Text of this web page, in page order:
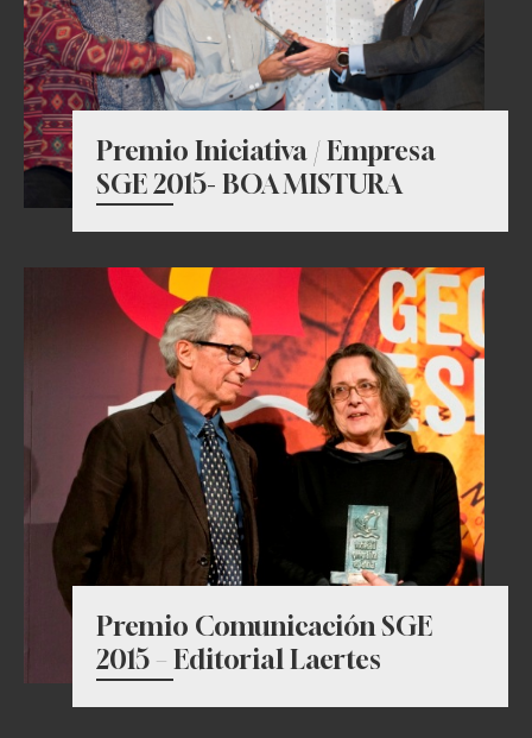
Premio Iniciativa / Empresa
SGE 2015- BOA MISTURA
Premio Comunicación SGE
2015 – Editorial Laertes